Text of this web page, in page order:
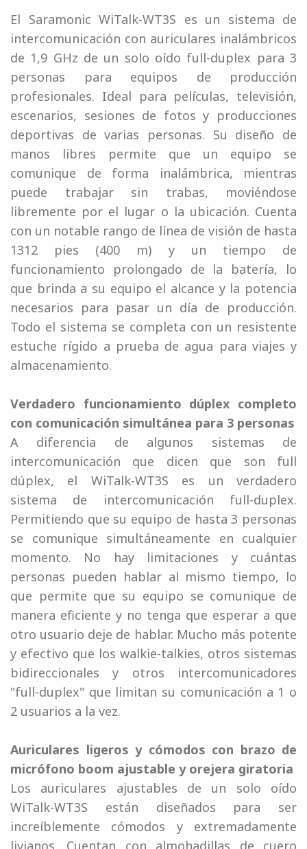
El Saramonic WiTalk-WT3S es un sistema de
intercomunicación con auriculares inalámbricos
de 1,9 GHz de un solo oído full-duplex para 3
personas para equipos de producción
profesionales. Ideal para películas, televisión,
escenarios, sesiones de fotos y producciones
deportivas de varias personas. Su diseño de
manos libres permite que un equipo se
comunique de forma inalámbrica, mientras
puede trabajar sin trabas, moviéndose
libremente por el lugar o la ubicación. Cuenta
con un notable rango de línea de visión de hasta
1312 pies (400 m) y un tiempo de
funcionamiento prolongado de la batería, lo
que brinda a su equipo el alcance y la potencia
necesarios para pasar un día de producción.
Todo el sistema se completa con un resistente
estuche rígido a prueba de agua para viajes y
almacenamiento.
Verdadero funcionamiento dúplex completo
con comunicación simultánea para 3 personas
A diferencia de algunos sistemas de
intercomunicación que dicen que son full
dúplex, el WiTalk-WT3S es un verdadero
sistema de intercomunicación full-duplex.
Permitiendo que su equipo de hasta 3 personas
se comunique simultáneamente en cualquier
momento. No hay limitaciones y cuántas
personas pueden hablar al mismo tiempo, lo
que permite que su equipo se comunique de
manera eficiente y no tenga que esperar a que
otro usuario deje de hablar. Mucho más potente
y efectivo que los walkie-talkies, otros sistemas
bidireccionales y otros intercomunicadores
"full-duplex" que limitan su comunicación a 1 o
2 usuarios a la vez.
Auriculares ligeros y cómodos con brazo de
micrófono boom ajustable y orejera giratoria
Los auriculares ajustables de un solo oído
WiTalk-WT3S están diseñados para ser
increíblemente cómodos y extremadamente